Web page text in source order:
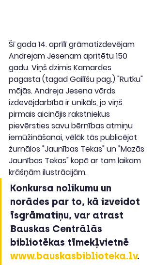
Šī gada 14. aprīlī grāmatizdevējam
Andrejam Jesenam apritētu 150
gadu. Viņš dzimis Kamardes
pagasta (tagad Gailīšu pag.) "Rutku"
mājās. Andreja Jesena vārds
izdevējdarbībā ir unikāls, jo viņš
pirmais aicinājis rakstniekus
pievērsties savu bērnības atmiņu
iemūžināšanai, vēlāk tās publicējot
žurnālos "Jaunības Tekas" un "Mazās
Jaunības Tekas" kopā ar tam laikam
krāšņām ilustrācijām.
Konkursa nolikumu un
norādes par to, kā izveidot
īsgrāmatiņu, var atrast
Bauskas Centrālās
bibliotēkas tīmekļvietnē
www.bauskasbiblioteka.lv.